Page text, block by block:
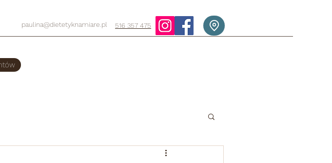
paulina@dietetyknamiare.pl 516 357 475